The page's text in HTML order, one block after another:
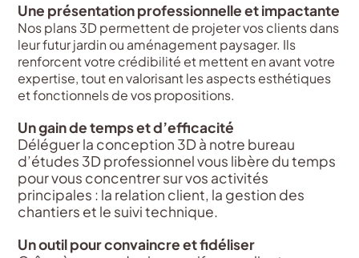
Une présentation professionnelle et impactante
Nos plans 3D permettent de projeter vos clients dans
leur futur jardin ou aménagement paysager. Ils
renforcent votre crédibilité et mettent en avant votre
expertise, tout en valorisant les aspects esthétiques
et fonctionnels de vos propositions.
Un gain de temps et d’efficacité
Déléguer la conception 3D à notre bureau
d’études 3D professionnel vous libère du temps
pour vous concentrer sur vos activités
principales : la relation client, la gestion des
chantiers et le suivi technique.
Un outil pour convaincre et fidéliser